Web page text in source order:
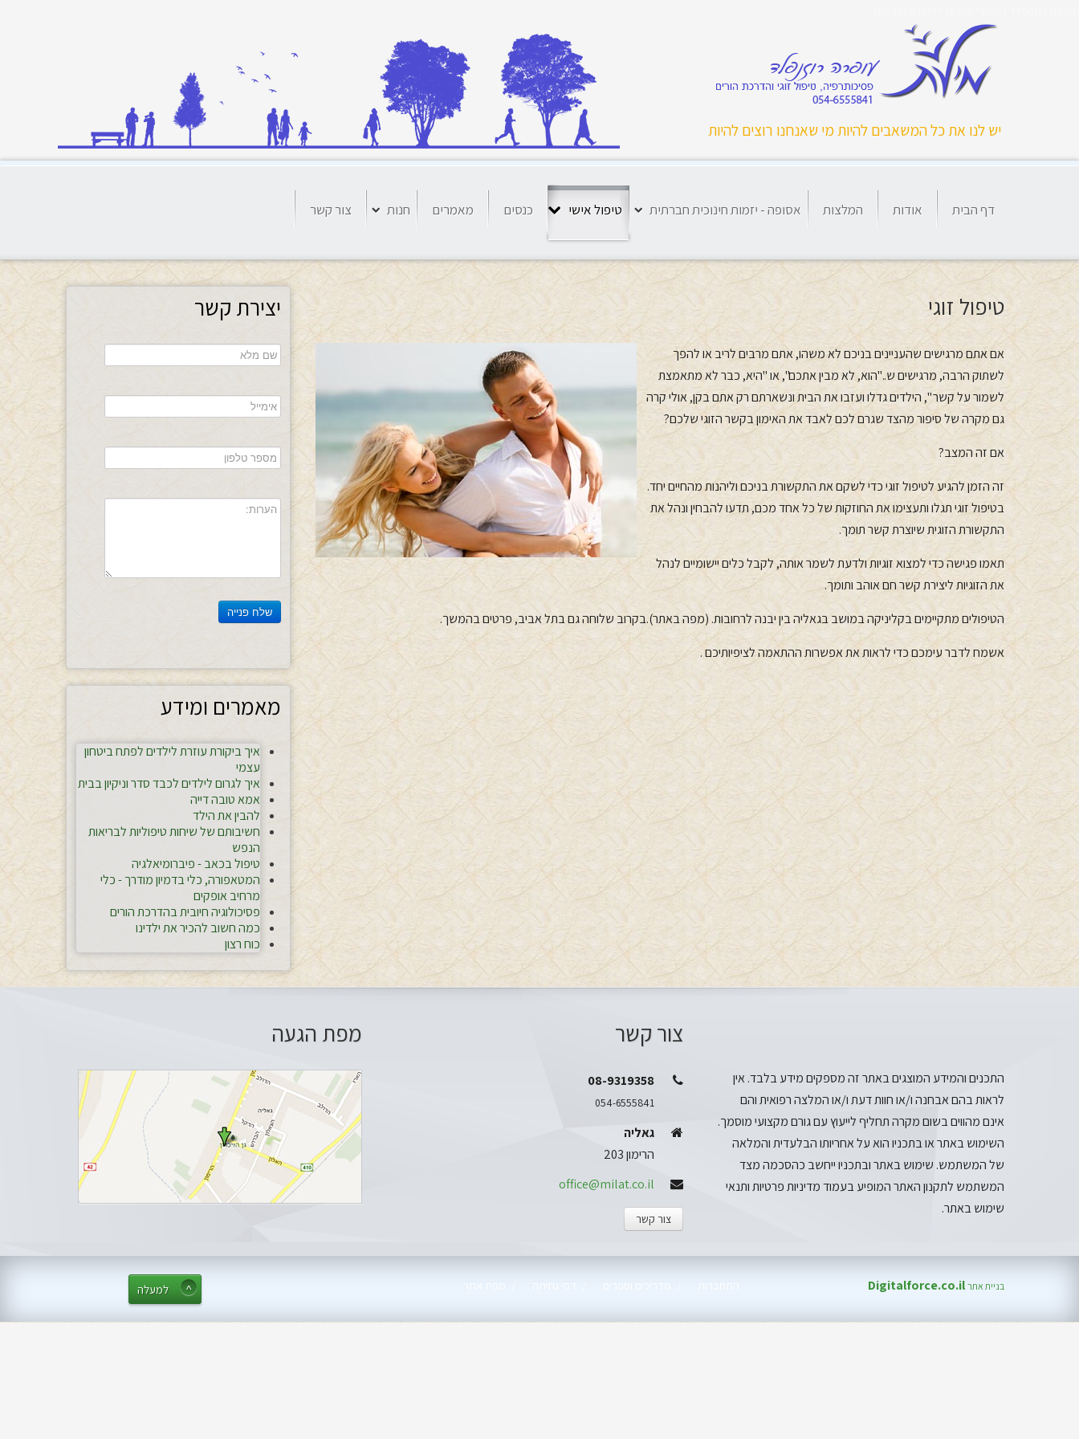
יש לנו את כל המשאבים להיות מי שאנחנו רוצים להיות
דף הבית אודות המלצות אסופה - יזמות חינוכית חברתית טיפול אישי כנסים מאמרים חנות צור קשר
טיפול זוגי
אם אתם מרגישים שהעניינים בניכם לא משהו, אתם מרבים לריב או להפך
לשתוק הרבה, מרגישים ש.."הוא, לא מבין אתכם", או "היא, כבר לא מתאמצת
לשמור על קשר ", הילדים גדלו ועזבו את הבית ונשארתם רק אתם בקן, אולי קרה
גם מקרה של סיפור מהצד שגרם לכם לאבד את האימון בקשר הזוגי שלכם?
אם זה המצב?
זה הזמן להגיע לטיפול זוגי כדי לשקם את התקשורת בניכם וליהנות מהחיים יחד.
בטיפול זוגי תגלו ותעצימו את החוזקות של כל אחד מכם, תדעו להבחין ונהל את
התקשורת הזוגית שיוצרת קשר תומך.
תאמו פגישה כדי למצוא זוגיות ולדעת לשמר אותה, לקבל כלים יישומיים לנהל
את הזוגיות ליצירת קשר חם אוהב ותומך.
הטיפולים מתקיימים בקליניקה במושב בגאליה בין יבנה לרחובות. (מפה באתר).בקרוב שלוחה גם בתל אביב, פרטים בהמשך.
אשמח לדבר עימכם כדי לראות את אפשרות ההתאמה לציפיותיכם .
יצירת קשר
מאמרים ומידע
איך ביקורת עוזרת לילדים לפתח ביטחון
עצמי
איך לגרום לילדים לכבד סדר וניקיון בבית
אמא טובה דייה
להבין את הילד
חשיבותם של שיחות טיפוליות לבריאות
הנפש
טיפול בכאב - פיברומיאלגיה
המטאפורה, כלי בדמיון מודרך - כלי
מרחיב אופקים
פסיכולוגיה חיובית בהדרכת הורים
כמה חשוב להכיר את ילדינו
כוח רצון
מפת הגעה צור קשר
08-9319358
054-6555841
גאליה
הרימון 203
office@milat.co.il
צור קשר
התכנים והמידע המוצגים באתר זה מספקים מידע בלבד. אין
לראות בהם אבחנה ו/או חוות דעת ו/או המלצה רפואית והם
אינם מהווים בשום מקרה תחליף לייעוץ עם גורם מקצועי מוסמך.
השימוש באתר או בתכניו הוא על אחריותו הבלעדית והמלאה
של המשתמש. שימוש באתר ובתכניו ייחשב כהסכמה מצד
המשתמש לתקנון האתר המופיע בעמוד מדיניות פרטיות ותנאי
שימוש באתר.
למעלה התחברות מדריכים וספרים דפי נחיתה מפת אתר בניית אתר Digitalforce.co.il